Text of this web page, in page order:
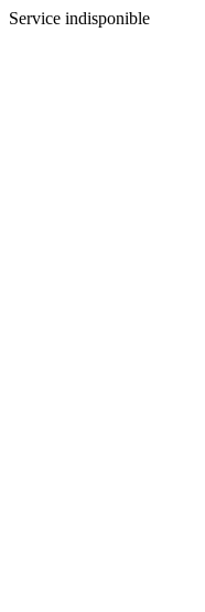
Service indisponible